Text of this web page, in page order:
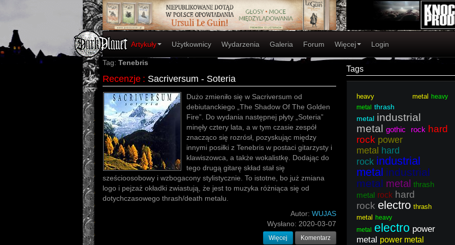
Artykuły Użytkownicy Wydarzenia Galeria Forum Więcej Login
Tag: Tenebris
Recenzje : Sacriversum - Soteria
Dużo zmieniło się w Sacriversum od
debiutanckiego „The Shadow Of The Golden
Fire”. Do wydania następnej płyty „Soteria”
minęły cztery lata, a w tym czasie zespół
znacząco się rozrósł, pozyskując między
innymi posiłki z Tenebris w postaci gitarzysty i
klawiszowca, a także wokalistkę. Dodając do
tego drugą gitarę skład stał się
sześcioosobowy i wzbogacony stylistycznie. To istotne, bo już zmiana
logo i pejzaż okładki zwiastują, że jest to muzyka różniąca się od
dotychczasowego thrash/death metalu.
Autor: WUJAS
Wysłano: 2020-03-07
Więcej Komentarz
Tags
heavy metal
heavy
metal thrash
metal industrial
metal gothic rock hard
rock power
metal hard
rock industrial
metal industrial
metal metal thrash
metal rock hard
rock electro thrash
metal
heavy
metal
electro power
metal power metal